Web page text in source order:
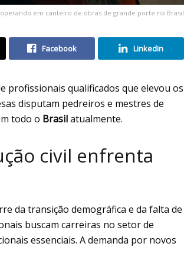
em canteiro de obras de grande porte no Brasil
Facebook Linkedin
profissionais qualificados que elevou os
disputam pedreiros e mestres de
todo o Brasilatualmente.
civil enfrenta
da transição demográfica e da falta de
buscam carreiras no setor de
essenciais. A demanda por novos